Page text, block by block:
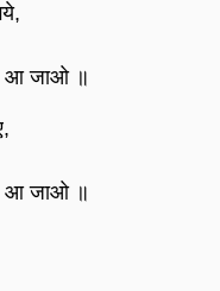
आ जाओ ॥
आ जाओ ॥